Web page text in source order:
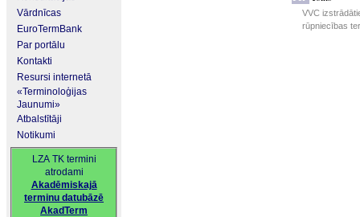
Vārdnīcas
EuroTermBank
Par portālu
Kontakti
Resursi internetā
«Terminoloģijas
Jaunumi»
Atbalstītāji
Notikumi
LZA TK termini
atrodami
Akadēmiskajā
terminu datubāzē
AkadTerm
VVC
rūpniecības